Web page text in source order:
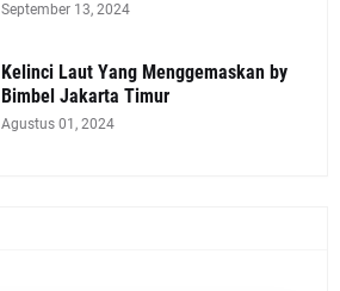
September 13, 2024
Kelinci Laut Yang Menggemaskan by
Bimbel Jakarta Timur
Agustus 01, 2024